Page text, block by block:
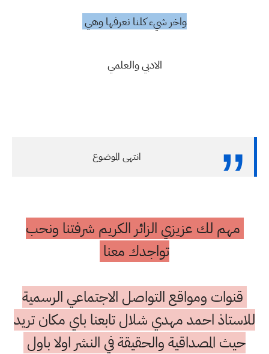
واخر شيء كلنا نعرفها وهي
الادبي والعلمي
انتهى الموضوع
مهم لك عزيزي الزائر الكريم شرفتنا ونحب
تواجدك معنا
قنوات ومواقع التواصل الاجتماعي الرسمية
للاستاذ احمد مهدي شلال تابعنا باي مكان تريد
حيث المصداقية والحقيقة في النشر اولا باول